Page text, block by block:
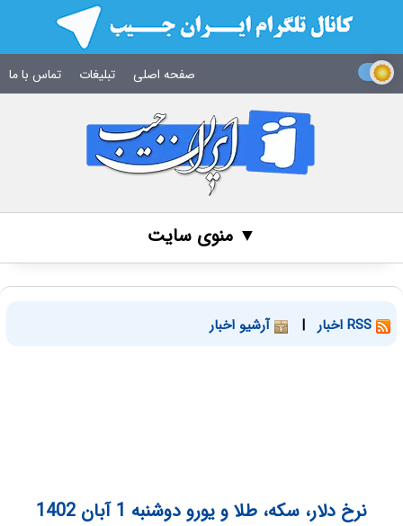
صفحه اصلی تبلیغات تماس با ما
▼ منوی سایت
| آرشیو اخبار
نرخ دلار، سکه، طلا و یورو دوشنبه 1 آبان 1402